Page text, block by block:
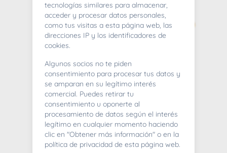
404
Whoops! Lo sentimos mucho.
tecnologías similares para almacenar,
acceder y procesar datos personales,
como tus visitas a esta página web, las
direcciones IP y los identificadores de
cookies.
Algunos socios no te piden
consentimiento para procesar tus datos y
se amparan en su legítimo interés
comercial. Puedes retirar tu
consentimiento u oponerte al
procesamiento de datos según el interés
legítimo en cualquier momento haciendo
clic en "Obtener más información" o en la
política de privacidad de esta página web.